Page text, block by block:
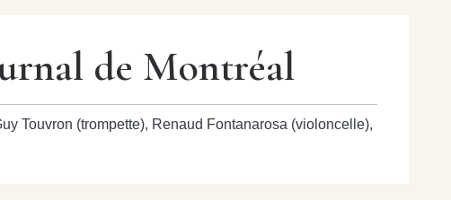
de Montréal
Touvron (trompette), Renaud Fontanarosa (violoncelle),